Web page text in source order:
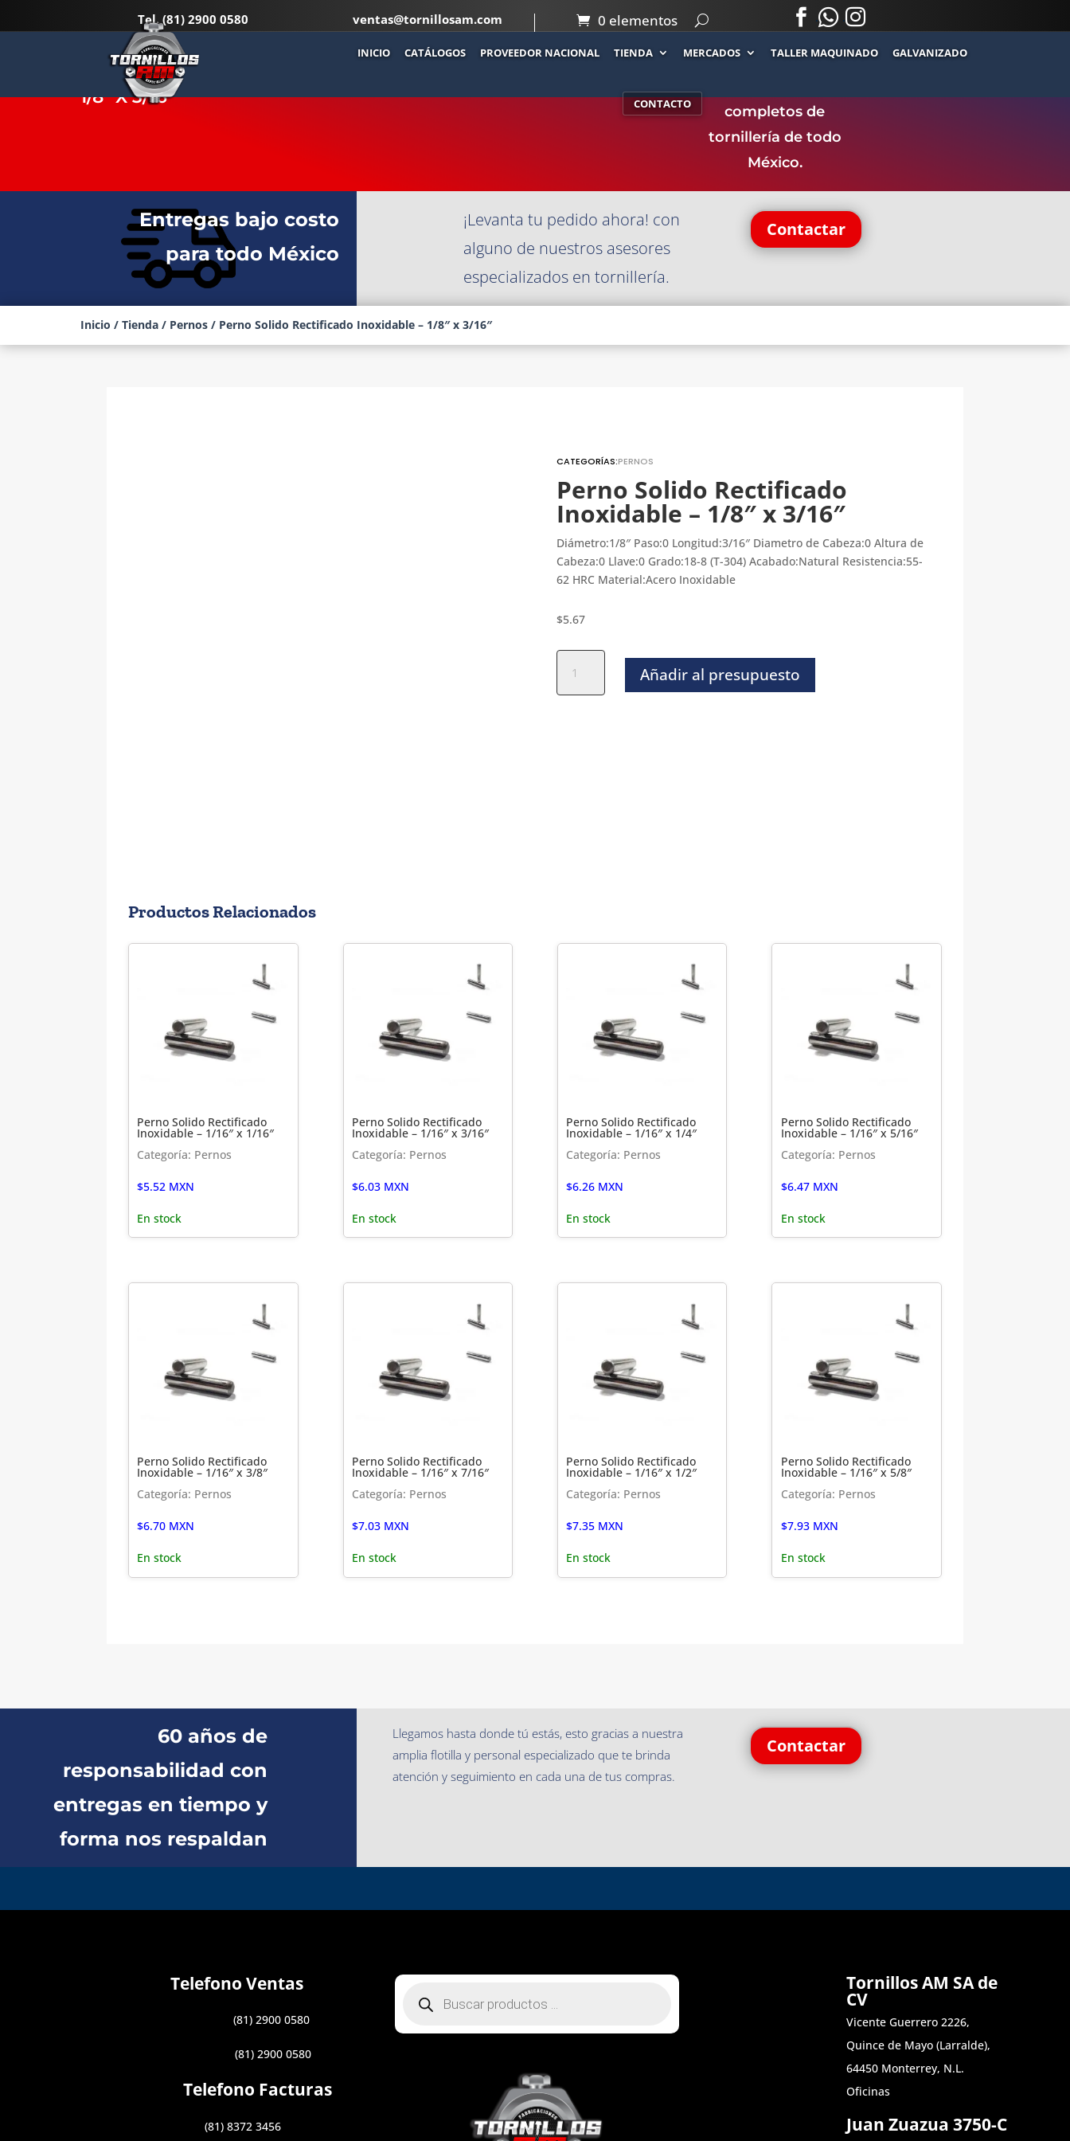
Tel.(81) 2900 0580 ventas@tornillosam.com 0 elementos  . .
INICIO CATÁLOGOS PROVEEDOR NACIONAL TIENDA MERCADOS TALLER MAQUINADO GALVANIZADO
CONTACTO
PERNO SOLIDO RECTIFICADO INOXIDABLE –
1/8″ X 3/16″
Contamos con uno de
completos de
tornillería de todo
México.
Entregas bajo costo
para todo México
¡Levanta tu pedido ahora! con
alguno de nuestros asesores
especializados en tornillería.
Contactar
Inicio / Tienda/ Pernos/ Perno Solido Rectificado Inoxidable – 1/8″ x 3/16″
CATEGORÍAS:PERNOS
Perno Solido Rectificado
Inoxidable – 1/8″ x 3/16″
Diámetro:1/8″ Paso:0 Longitud:3/16″ Diametro de Cabeza:0 Altura de
Cabeza:0 Llave:0 Grado:18-8 (T-304) Acabado:Natural Resistencia:55-
62 HRC Material:Acero Inoxidable
$5.67
Solido
Rectificado
Añadir al presupuesto
Productos Relacionados
Perno Solido Rectificado
Inoxidable – 1/16″ x 1/16″
Categoría: Pernos
$5.52 MXN
En stock
Perno Solido Rectificado
Inoxidable – 1/16″ x 3/16″
Categoría: Pernos
$6.03MXN
En stock
Perno Solido Rectificado
Inoxidable – 1/16″ x 1/4″
Categoría: Pernos
$6.26 MXN
En stock
Perno Solido Rectificado
Inoxidable – 1/16″ x 5/16″
Categoría: Pernos
$6.47MXN
En stock
Perno Solido Rectificado
Inoxidable – 1/16″ x 3/8″
Categoría: Pernos
$6.70 MXN
En stock
Perno Solido Rectificado
Inoxidable – 1/16″ x 7/16″
Categoría: Pernos
$7.03MXN
En stock
Perno Solido Rectificado
Inoxidable – 1/16″ x 1/2″
Categoría: Pernos
$7.35 MXN
En stock
Perno Solido Rectificado
Inoxidable – 1/16″ x 5/8″
Categoría: Pernos
$7.93MXN
En stock
60 años de
responsabilidad con
entregas en tiempo y
forma nos respaldan
Llegamos hasta donde tú estás, esto gracias a nuestra
amplia flotilla y personal especializado que te brinda
atención y seguimiento en cada una de tus compras.
Contactar
Telefono Ventas
(81) 2900 0580
(81) 2900 0580
Telefono Facturas
(81) 8372 3456
productos
Tornillos AM SA de
CV
Vicente Guerrero 2226,
Quince de Mayo (Larralde),
64450 Monterrey, N.L.
Oficinas
Juan Zuazua 3750-C